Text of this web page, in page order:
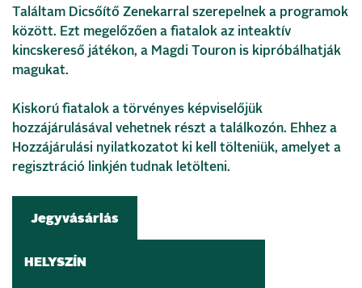
Találtam Dicsőítő Zenekarral szerepelnek a programok
között. Ezt megelőzően a fiatalok az inteaktív
kincskereső játékon, a Magdi Touron is kipróbálhatják
magukat.
Kiskorú fiatalok a törvényes képviselőjük
hozzájárulásával vehetnek részt a találkozón. Ehhez a
Hozzájárulási nyilatkozatot ki kell tölteniük, amelyet a
regisztráció linkjén tudnak letölteni.
Jegyvásárlás
HELYSZÍN